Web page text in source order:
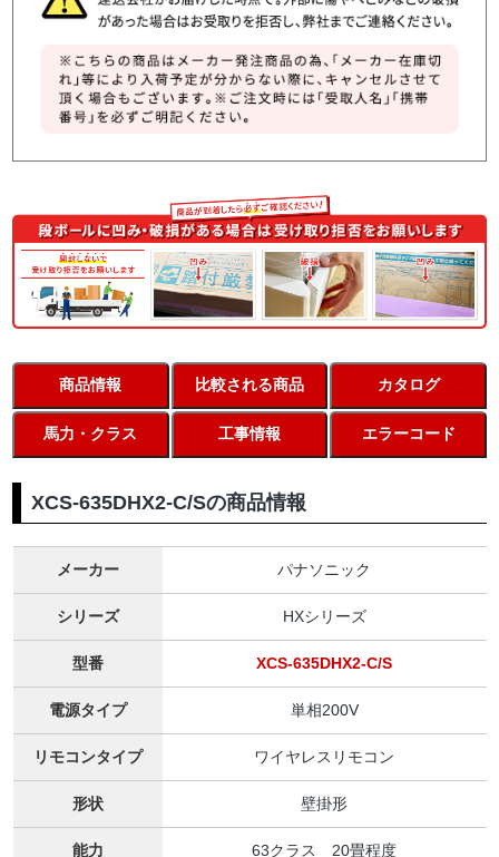
商品情報 比較される商品 カタログ
馬力・クラス 工事情報 エラーコード
XCS-635DHX2-C/Sの商品情報
メーカー パナソニック
シリーズ HXシリーズ
型番 XCS-635DHX2-C/S
電源タイプ 単相200V
リモコンタイプ ワイヤレスリモコン
形状 壁掛形
能力 63クラス 20畳程度